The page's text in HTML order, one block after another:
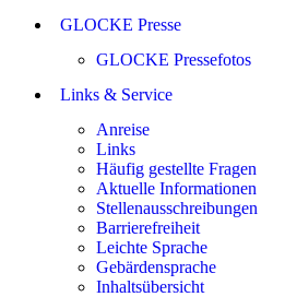
GLOCKE Presse
GLOCKE Pressefotos
Links & Service
Anreise
Links
Häufig gestellte Fragen
Aktuelle Informationen
Stellenausschreibungen
Barrierefreiheit
Leichte Sprache
Gebärdensprache
Inhaltsübersicht